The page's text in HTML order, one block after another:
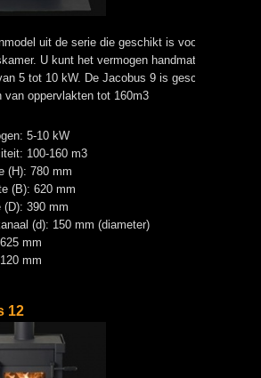
uit de serie die geschikt is voor praktisch
U kunt het vermogen handmatig instellen
5 tot 10 kW. De Jacobus 9 is geschikt voor het
van oppervlakten tot 160m3
5-10 kW
100-160 m3
(H): 780 mm
(B): 620 mm
(D): 390 mm
(d): 150 mm (diameter)
mm
mm
12